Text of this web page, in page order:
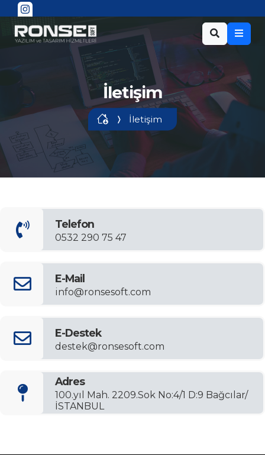
İletişim
İletişim
Telefon
0532 290 75 47
E-Mail
info@ronsesoft.com
E-Destek
destek@ronsesoft.com
Adres
100.yıl Mah. 2209.Sok No:4/1 D:9 Bağcılar/
İSTANBUL